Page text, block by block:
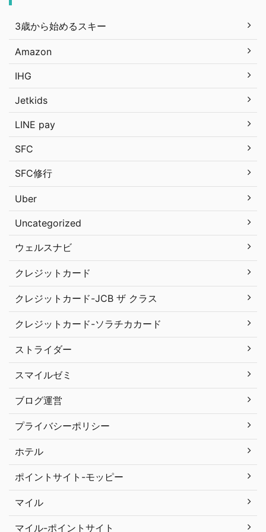
3歳から始めるスキー
Amazon
IHG
Jetkids
LINE pay
SFC
SFC修行
Uber
Uncategorized
ウェルスナビ
クレジットカード
クレジットカード-JCB ザ クラス
クレジットカード-ソラチカカード
ストライダー
スマイルゼミ
ブログ運営
プライバシーポリシー
ホテル
ポイントサイト-モッピー
マイル
マイル-ポイントサイト